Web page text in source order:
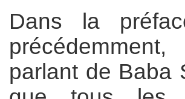
Dans la
parlant de Baba